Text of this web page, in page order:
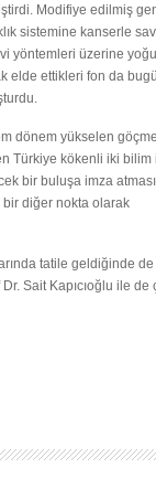
Modifiye edilmiş
sistemine kanserle
yöntemleri üzerine
elde ettikleri fon da
dönem yükselen
Türkiye kökenli iki bilim
bir buluşa imza atması
diğer nokta olarak
tatile geldiğinde de
Sait Kapıcıoğlu ile de